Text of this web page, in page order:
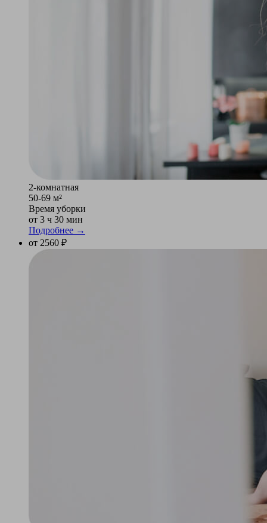
2-комнатная
50-69 м²
Время уборки
от 3 ч 30 мин
Подробнее →
от 2560 ₽